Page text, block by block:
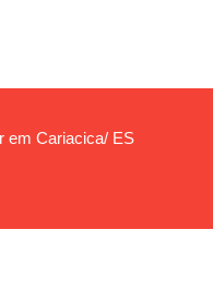
em Cariacica/ ES